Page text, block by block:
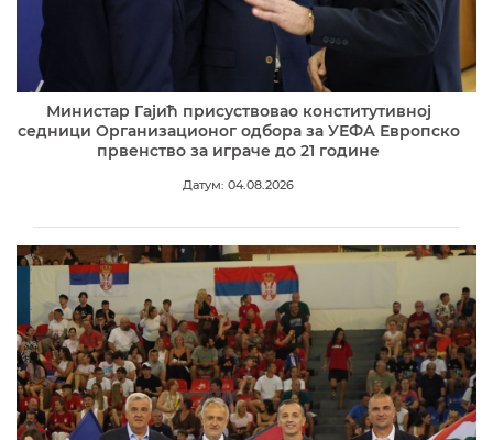
Министар Гајић присуствовао конститутивној
седници Организационог одбора за УЕФА Европско
првенство за играче до 21 године
Датум: 04.08.2026